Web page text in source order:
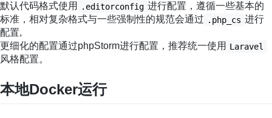
默认代码格式使用
.editorconfig 进行配置，遵循一些基本的
标准，相对复杂格式与一些强制性的规范会通过 .php_cs 进行
配置,
更细化的配置通过phpStorm进行配置，推荐统一使用 Laravel
风格配置。
本地Docker运行